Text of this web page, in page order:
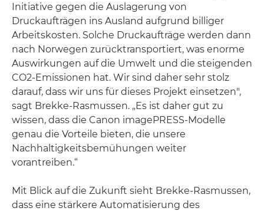
Initiative gegen die Auslagerung von
Druckaufträgen ins Ausland aufgrund billiger
Arbeitskosten. Solche Druckaufträge werden dann
nach Norwegen zurücktransportiert, was enorme
Auswirkungen auf die Umwelt und die steigenden
CO2-Emissionen hat. Wir sind daher sehr stolz
darauf, dass wir uns für dieses Projekt einsetzen",
sagt Brekke-Rasmussen. „Es ist daher gut zu
wissen, dass die Canon imagePRESS-Modelle
genau die Vorteile bieten, die unsere
Nachhaltigkeitsbemühungen weiter
vorantreiben.“
Mit Blick auf die Zukunft sieht Brekke-Rasmussen,
dass eine stärkere Automatisierung des